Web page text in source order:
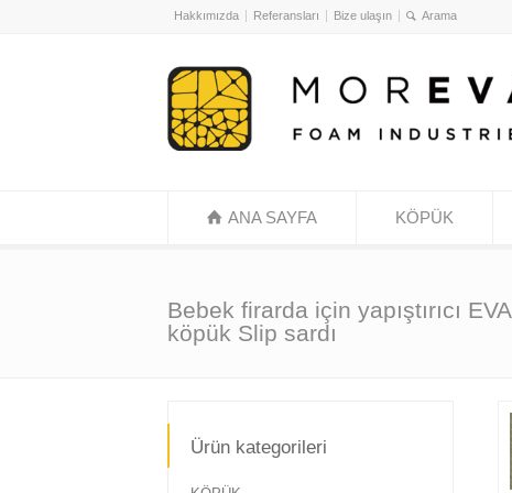
Hakkımızda Referansları Bize ulaşın
ANA SAYFA KÖPÜK
Bebek firarda için yapıştırıcı EVA
köpük Slip sardı
Ürün kategorileri